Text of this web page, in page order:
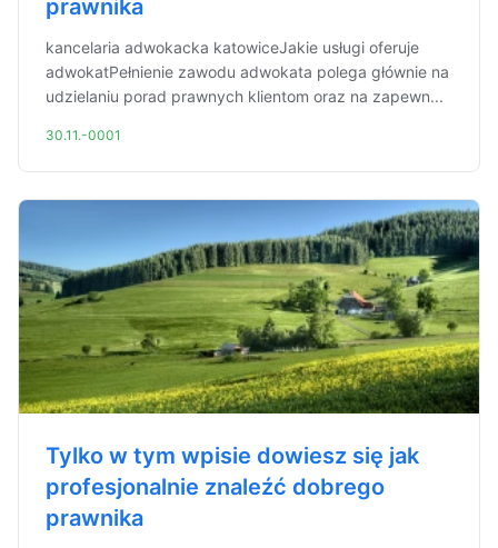
prawnika
kancelaria adwokacka katowiceJakie usługi oferuje
adwokatPełnienie zawodu adwokata polega głównie na
udzielaniu porad prawnych klientom oraz na zapewn...
30.11.-0001
Tylko w tym wpisie dowiesz się jak
profesjonalnie znaleźć dobrego
prawnika